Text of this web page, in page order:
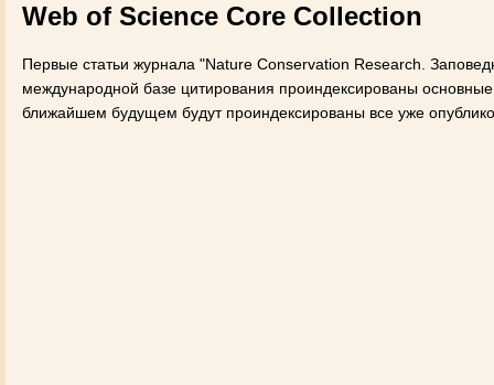
Web of Science Core Collection
Первые статьи журнала "Nature Conservation Research.
международной базе цитирования проиндексированы
ближайшем будущем будут проиндексированы все уже